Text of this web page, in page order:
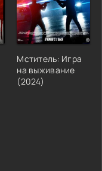
Мститель: Игра
на выживание
(2024)